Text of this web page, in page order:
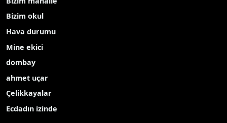
Bizim okul
Hava durumu
Mine ekici
dombay
ahmet uçar
Çelikkayalar
Ecdadın izinde